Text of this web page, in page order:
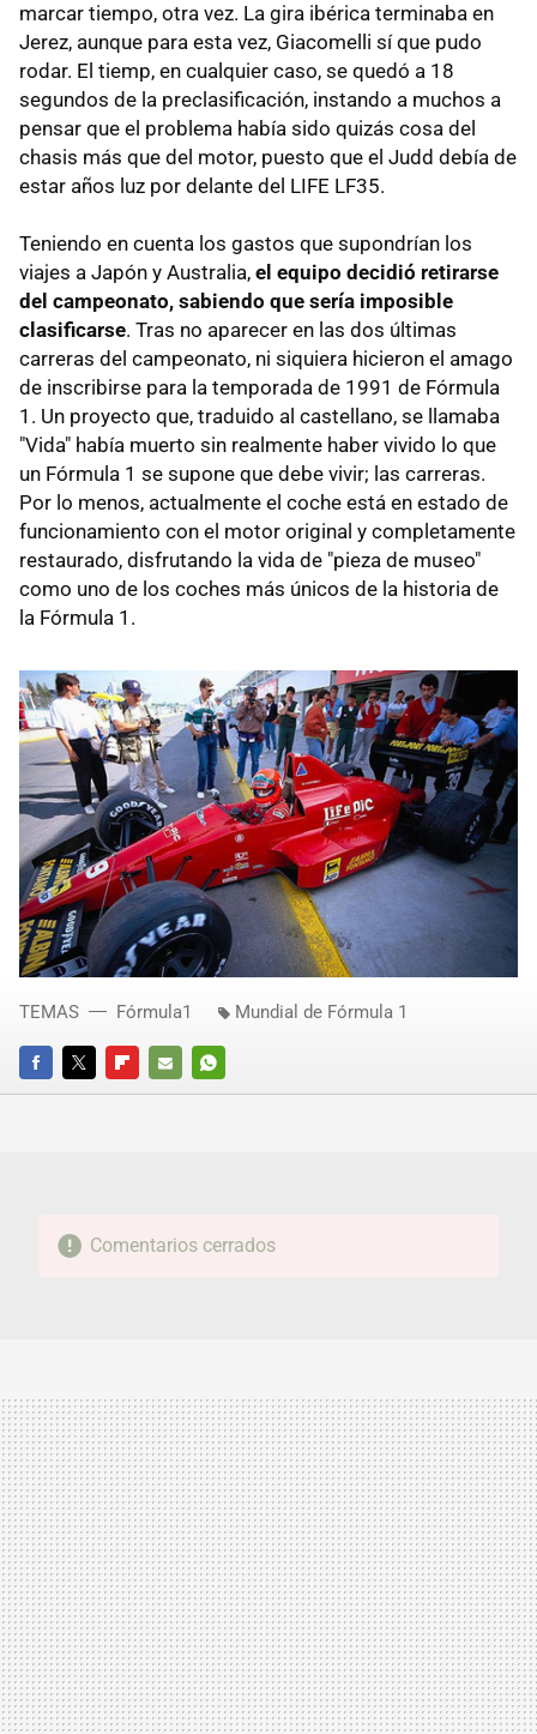
marcar tiempo, otra vez. La gira ibérica terminaba en
Jerez, aunque para esta vez, Giacomelli sí que pudo
rodar. El tiemp, en cualquier caso, se quedó a 18
segundos de la preclasificación, instando a muchos a
pensar que el problema había sido quizás cosa del
chasis más que del motor, puesto que el Judd debía de
estar años luz por delante del LIFE LF35.
Teniendo en cuenta los gastos que supondrían los
viajes a Japón y Australia, el equipo decidió retirarse
del campeonato, sabiendo que sería imposible
clasificarse. Tras no aparecer en las dos últimas
carreras del campeonato, ni siquiera hicieron el amago
de inscribirse para la temporada de 1991 de Fórmula
1. Un proyecto que, traduido al castellano, se llamaba
"Vida" había muerto sin realmente haber vivido lo que
un Fórmula 1 se supone que debe vivir; las carreras.
Por lo menos, actualmente el coche está en estado de
funcionamiento con el motor original y completamente
restaurado, disfrutando la vida de "pieza de museo"
como uno de los coches más únicos de la historia de
la Fórmula 1.
FACEBOOKTWITTERFLIPBOARD
E-
WHATSAPP
TEMAS Fórmula1 Mundial de Fórmula 1
Comentarios cerrados